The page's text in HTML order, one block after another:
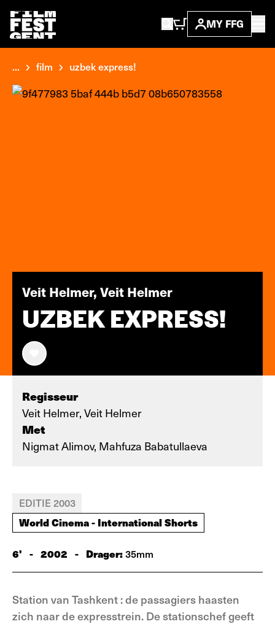
MY FFG
... film uzbek express!
Veit Helmer, Veit Helmer
UZBEK EXPRESS!
Regisseur
Veit Helmer, Veit Helmer
Met
Nigmat Alimov, Mahfuza Babatullaeva
EDITIE 2003
World Cinema - International Shorts
6' - 2002 - Drager:35mm
Station van Tashkent : de passagiers haasten
zich naar de expresstrein. De stationschef geeft